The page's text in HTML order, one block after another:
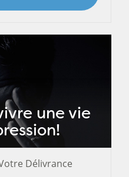
une vie
Délivrance